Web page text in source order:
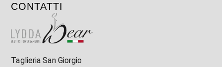
CONTATTI
Taglieria San Giorgio